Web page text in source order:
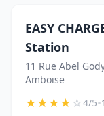
EASY
Station
11 Rue Abel
Amboise
★★★★☆4/5•